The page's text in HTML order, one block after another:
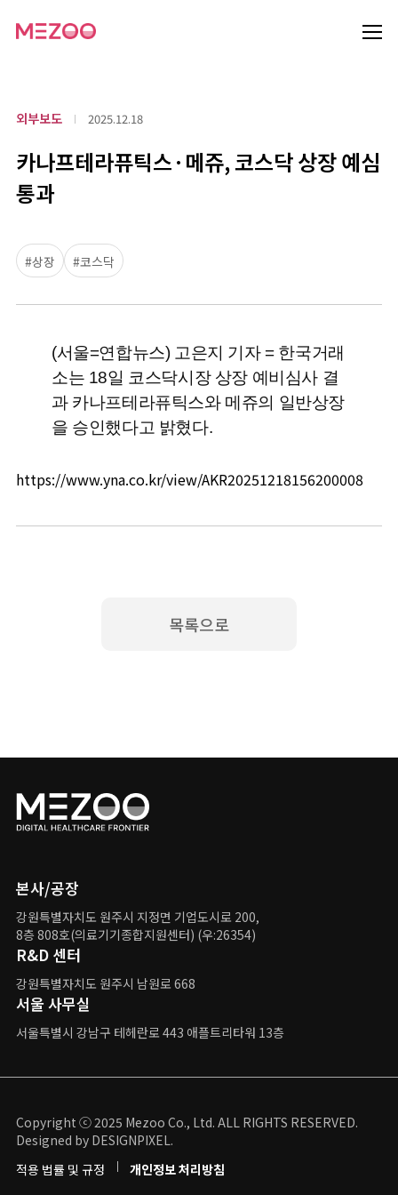
외부보도 2025.12.18
카나프테라퓨틱스·메쥬, 코스닥 상장 예심
통과
#상장 #코스닥
(서울=연합뉴스) 고은지 기자 = 한국거래
소는 18일 코스닥시장 상장 예비심사 결
과 카나프테라퓨틱스와 메쥬의 일반상장
을 승인했다고 밝혔다.
https://www.yna.co.kr/view/AKR20251218156200008
목록으로
본사/공장
강원특별자치도 원주시 지정면 기업도시로 200,
8층 808호(의료기기종합지원센터) (우:26354)
R&D 센터
강원특별자치도 원주시 남원로 668
서울 사무실
서울특별시 강남구 테헤란로 443 애플트리타워 13층
Copyright ⓒ 2025 Mezoo Co., Ltd. ALL RIGHTS RESERVED.
Designed by DESIGNPIXEL.
적용 법률 및 규정
개인정보 처리방침